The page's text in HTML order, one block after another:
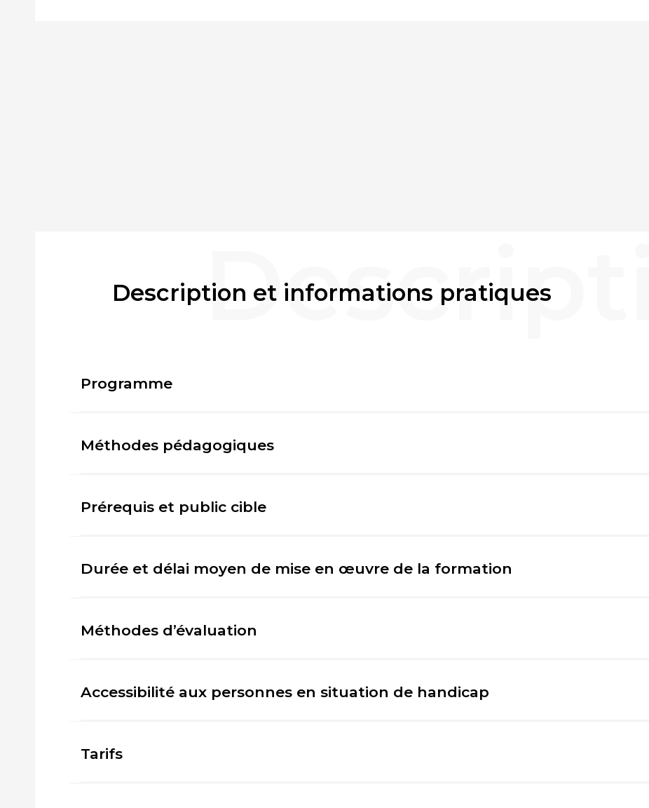
Description et informations pratiques
Programme
Méthodes pédagogiques
Prérequis et public cible
Durée et délai moyen de mise en œuvre de la formation
Méthodes d’évaluation
Accessibilité aux personnes en situation de handicap
Tarifs